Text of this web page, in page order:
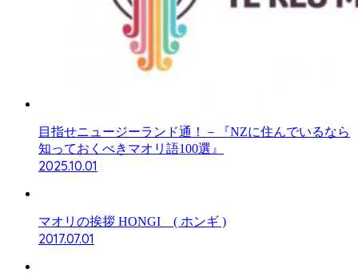
目指せニュージーランド通！－『NZに住んでいるなら
知っておくべきマオリ語100選』
2025.10.01
マオリの挨拶 HONGI ( ホンギ )
2017.07.01